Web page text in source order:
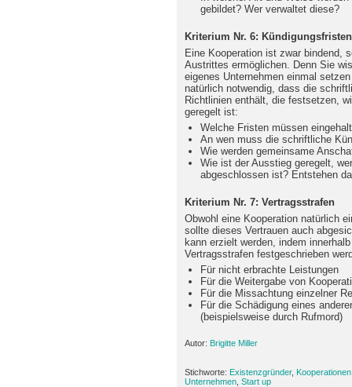
gebildet? Wer verwaltet diese?
Kriterium Nr. 6:
Eine Kooperation ist zwar bindend,
Austrittes ermöglichen. Denn Sie
eigenes Unternehmen einmal
natürlich notwendig, dass die
Richtlinien enthält, die festsetzen,
geregelt ist:
Welche Fristen müssen
An wen muss die schriftliche
Wie werden gemeinsame
Wie ist der Ausstieg geregelt,
abgeschlossen ist? Entstehen
Kriterium Nr. 7: Vertragsstrafen
Obwohl eine Kooperation natürlich
sollte dieses Vertrauen auch
kann erzielt werden, indem
Vertragsstrafen festgeschrieben
Für nicht erbrachte Leistungen
Für die Weitergabe von
Für die Missachtung einzelner
Für die Schädigung eines
(beispielsweise durch Rufmord)
Autor: Brigitte Miller
Stichworte: Existenzgründer, Kooperationen
Unternehmen Start up